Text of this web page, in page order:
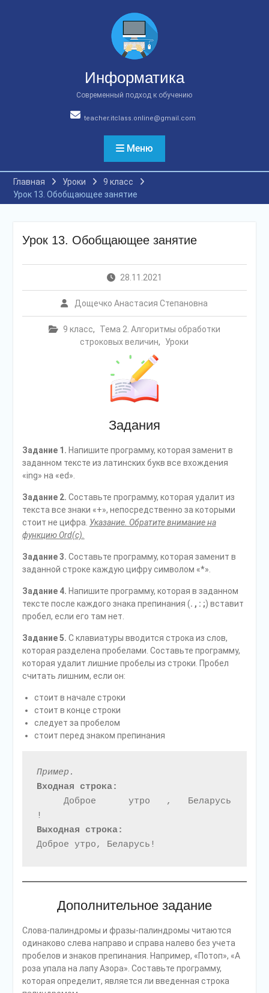
Информатика
Современный подход к обучению
teacher.itclass.online@gmail.com
Меню
Главная Уроки
9 класс
Урок 13. Обобщающее занятие
Урок 13. Обобщающее занятие
28.11.2021
Дощечко Анастасия Степановна
9 класс,
Тема 2. Алгоритмы обработки
строковых величин, Уроки
Задания
Задание 1. Напишите программу, которая заменит в
заданном тексте из латинских букв все вхождения
«ing» на «ed».
Задание 2. Составьте программу, которая удалит из
текста все знаки «+», непосредственно за которыми
стоит не цифра. Указание. Обратите внимание на
функцию Ord(c).
Задание 3. Составьте программу, которая заменит в
заданной строке каждую цифру символом «*».
Задание 4. Напишите программу, которая в заданном
тексте после каждого знака препинания (. , : ;) вставит
пробел, если его там нет.
Задание 5. С клавиатуры вводится строка из слов,
которая разделена пробелами. Составьте программу,
которая удалит лишние пробелы из строки. Пробел
считать лишним, если он:
стоит в начале строки
стоит в конце строки
следует за пробелом
стоит перед знаком препинания
Пример.
Входная строка:
Выходная строка:
Доброе утро, Беларусь!
Дополнительное задание
Слова-палиндромы и фразы-палиндромы читаются
одинаково слева направо и справа налево без учета
пробелов и знаков препинания. Например, «Потоп», «А
роза упала на лапу Азора». Составьте программу,
которая определит, является ли введенная строка